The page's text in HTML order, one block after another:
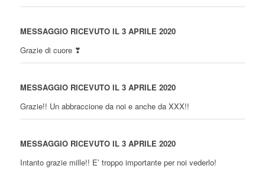
MESSAGGIO RICEVUTO IL 3 APRILE 2020
Grazie di cuore ❣
MESSAGGIO RICEVUTO IL 3 APRILE 2020
Grazie!! Un abbraccione da noi e anche da XXX!!
MESSAGGIO RICEVUTO IL 3 APRILE 2020
Intanto grazie mille!! E’ troppo importante per noi vederlo!